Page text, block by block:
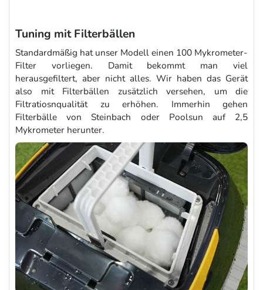
Tuning mit Filterbällen
Standardmäßig hat unser Modell einen 100 Mykrometer-
Filter vorliegen. Damit bekommt man viel
herausgefiltert, aber nicht alles. Wir haben das Gerät
also mit Filterbällen zusätzlich versehen, um die
Filtratiosnqualität zu erhöhen. Immerhin gehen
Filterbälle von Steinbach oder Poolsun auf 2,5
Mykrometer herunter.